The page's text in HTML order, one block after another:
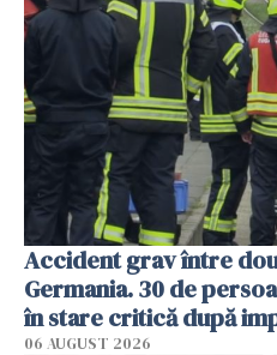
Accident grav între
Germania. 30 de
în stare critică după
06 AUGUST 2026